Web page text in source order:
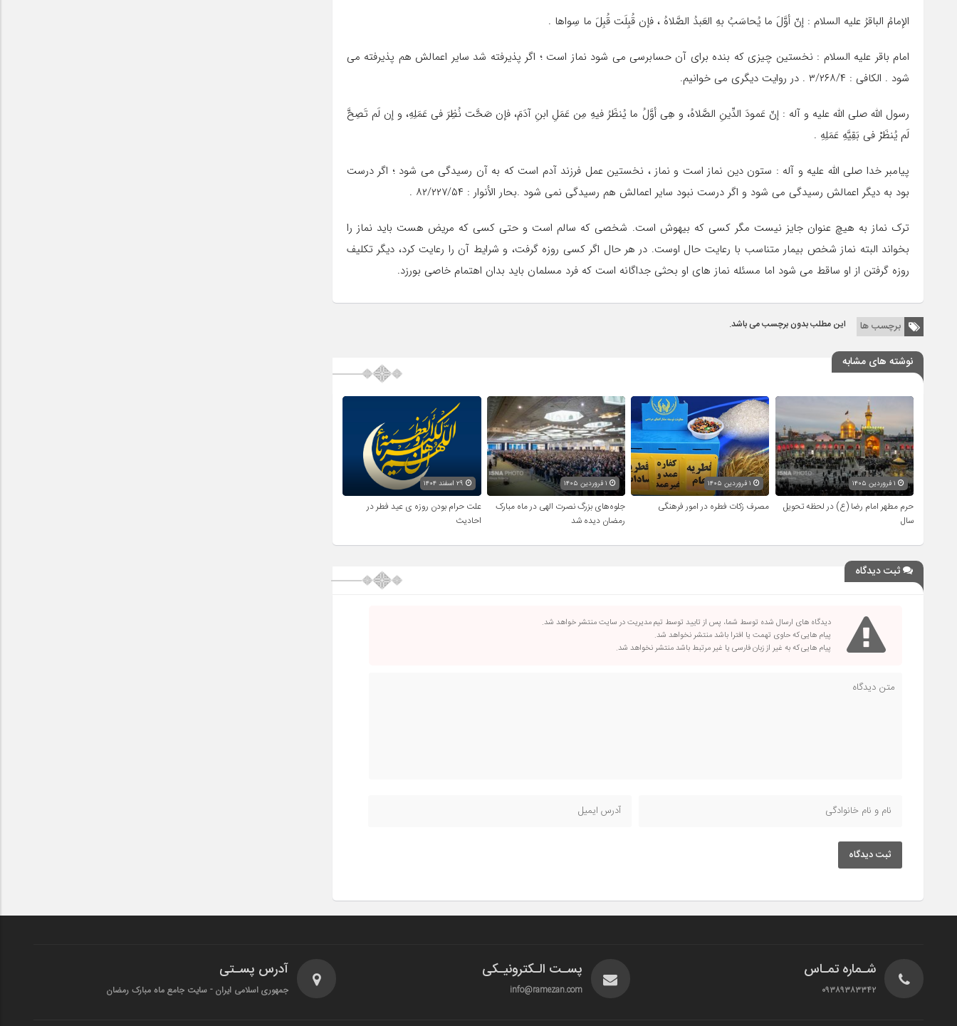
الإمامُ الباقرُ علیه السلام : إنّ أوَّلَ ما یُحاسَبُ بهِ العَبدُ الصَّلاهُ ، فإن قُبِلَت قُبِلَ ما سِواها .
امام باقر علیه السلام : نخستین چیزى که بنده براى آن حسابرسى مى شود نماز است ؛ اگر پذیرفته شد سایر اعمالش هم پذیرفته مى
شود . الکافی : ۳/۲۶۸/۴ . در روایت دیگری می خوانیم.
رسول الله صلى الله علیه و آله : إنّ عَمودَ الدِّینِ الصَّلاهُ، و هِی أوَّلُ ما یُنظَرُ فیهِ مِن عَمَلِ ابنِ آدَمَ، فإن صَحَّت نُظِرَ فی عَمَلِهِ، و إن لَم تَصِحَّ
لَم یُنظَرْ فی بَقِیَّهِ عَمَلِهِ .
پیامبر خدا صلى الله علیه و آله : ستون دین نماز است و نماز ، نخستین عمل فرزند آدم است که به آن رسیدگى مى شود ؛ اگر درست
بود به دیگر اعمالش رسیدگى مى شود و اگر درست نبود سایر اعمالش هم رسیدگى نمى شود .بحار الأنوار : ۸۲/۲۲۷/۵۴ .
ترک نماز به هیچ عنوان جایز نیست مگر کسی که بیهوش است. شخصی که سالم است و حتی کسی که مریض هست باید نماز را
بخواند البته نماز شخص بیمار متناسب با رعایت حال اوست. در هر حال اگر کسی روزه گرفت، و شرایط آن را رعایت کرد، دیگر تکلیف
روزه گرفتن از او ساقط می شود اما مسئله نماز های او بحثی جداگانه است که فرد مسلمان باید بدان اهتمام خاصی بورزد.
برچسب ها این مطلب بدون برچسب می باشد.
نوشته های مشابه
حرم مطهر امام رضا (ع) در لحظه تحویل
سال
۱ فروردین ۱۴۰۵
مصرف زکات فطره در امور فرهنگی
جلوه‌های بزرگ نصرت الهی در ماه مبارک
رمضان دیده شد
علت حرام بودن روزه ی عید فطر در
احادیث
ثبت دیدگاه
دیدگاه های ارسال شده توسط شما، پس از تایید توسط تیم مدیریت در سایت منتشر خواهد شد.
پیام هایی که حاوی تهمت یا افترا باشد منتشر نخواهد شد.
پیام هایی که به غیر از زبان فارسی یا غیر مرتبط باشد منتشر نخواهد شد.
ثبت دیدگاه
شـماره تمـاس
۰۹۳۸۹۳۸۳۳۴۲
پسـت الـکترونیـکی
info@ramezan.com
آدرس پسـتی
جمهوری اسلامی ایران - سایت جامع ماه مبارک رمضان